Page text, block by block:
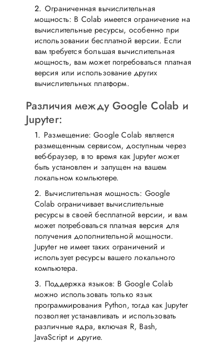
Ограниченная вычислительная
мощность: В Colab имеется ограничение на
вычислительные ресурсы, особенно при
использовании бесплатной версии. Если
вам требуется большая вычислительная
мощность, вам может потребоваться платная
версия или использование других
вычислительных платформ.
Различия между Google Colab и
Jupyter:
Размещение: Google Colab является
размещенным сервисом, доступным через
веб-браузер, в то время как Jupyter может
быть установлен и запущен на вашем
локальном компьютере.
Вычислительная мощность: Google
Colab ограничивает вычислительные
ресурсы в своей бесплатной версии, и вам
может потребоваться платная версия для
получения дополнительной мощности.
Jupyter не имеет таких ограничений и
использует ресурсы вашего локального
компьютера.
Поддержка языков: В Google Colab
можно использовать только язык
программирования Python, тогда как Jupyter
позволяет устанавливать и использовать
различные ядра, включая R, Bash,
JavaScript и другие.